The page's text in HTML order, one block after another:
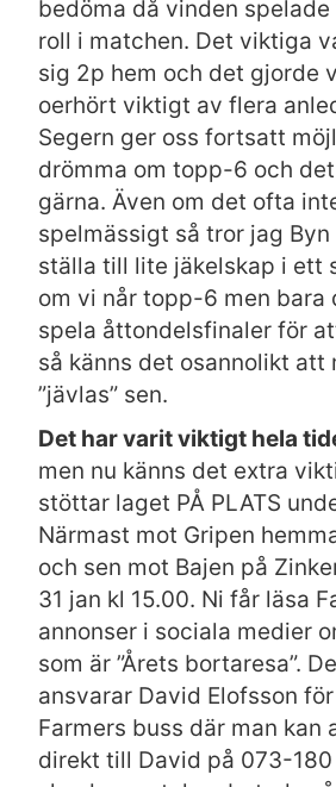
bedöma då vinden
roll i matchen. Det viktiga
sig 2p hem och det gjorde
oerhört viktigt av flera
Segern ger oss fortsatt
drömma om topp-6 och
gärna. Även om det ofta
spelmässigt så tror jag Byn
ställa till lite jäkelskap i ett
om vi når topp-6 men bara
spela åttondelsfinaler för
så känns det osannolikt att
”jävlas” sen.
Det har varit viktigt hela
men nu känns det extra
stöttar laget PÅ PLATS
Närmast mot Gripen
och sen mot Bajen på
31 jan kl 15.00. Ni får läsa
annonser i sociala medier
som är ”Årets bortaresa”.
ansvarar David Elofsson
Farmers buss där man kan
direkt till David på 073-